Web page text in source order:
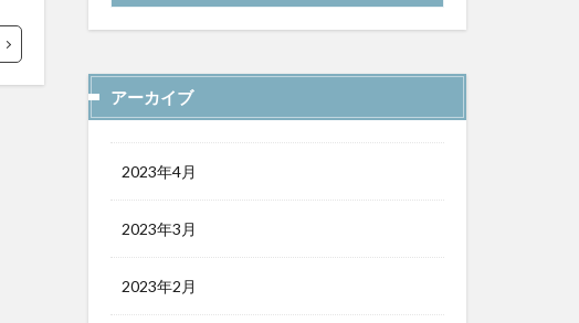
アーカイブ
2023年4月
2023年3月
2023年2月